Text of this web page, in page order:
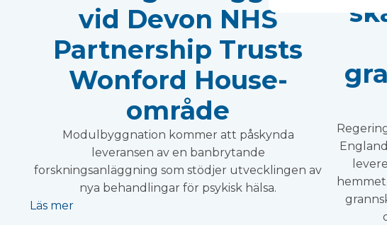
vid Devon NHS
Partnership Trusts
Wonford House-
område
Modulbyggnation kommer att påskynda
leveransen av en banbrytande
forskningsanläggning som stödjer utvecklingen av
nya behandlingar för psykisk hälsa.
Läs mer